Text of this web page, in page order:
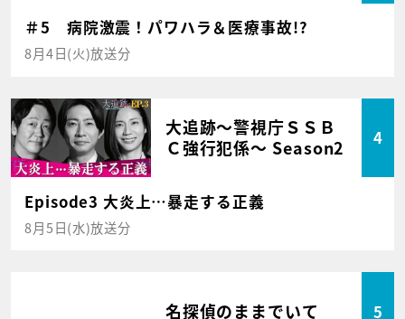
＃5 病院激震！パワハラ＆医療事故!?
8月4日(火)放送分
大追跡～警視庁ＳＳＢ
Ｃ強行犯係～ Season2
4
Episode3 大炎上…暴走する正義
8月5日(水)放送分
名探偵のままでいて 5